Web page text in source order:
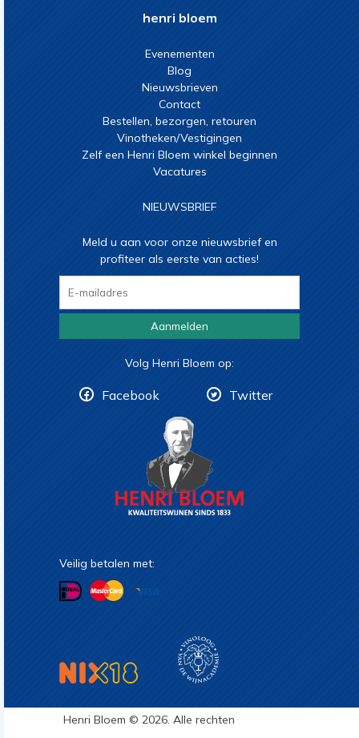
henri bloem
Evenementen
Blog
Nieuwsbrieven
Contact
Bestellen, bezorgen, retouren
Vinotheken/Vestigingen
Zelf een Henri Bloem winkel beginnen
Vacatures
NIEUWSBRIEF
Meld u aan voor onze nieuwsbrief en
profiteer als eerste van acties!
Aanmelden
Volg Henri Bloem op:
Facebook Twitter
Veilig betalen met:
Henri Bloem © 2026. Alle rechten